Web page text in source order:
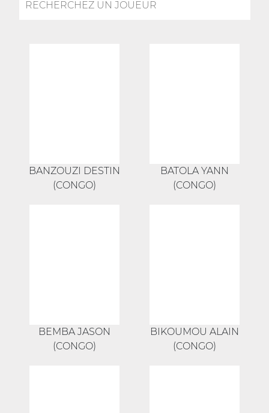
BANZOUZI DESTIN
(CONGO)
BATOLA YANN
(CONGO)
BEMBA JASON
(CONGO)
BIKOUMOU ALAIN
(CONGO)